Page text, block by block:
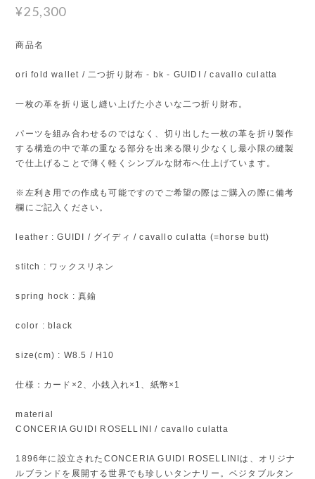
¥25,300
商品名
ori fold wallet / 二つ折り財布 - bk - GUIDI / cavallo culatta
一枚の革を折り返し縫い上げた小さいな二つ折り財布。
パーツを組み合わせるのではなく、切り出した一枚の革を折り製作
する構造の中で革の重なる部分を出来る限り少なくし最小限の縫製
で仕上げることで薄く軽くシンプルな財布へ仕上げています。
※左利き用での作成も可能ですのでご希望の際はご購入の際に備考
欄にご記入ください。
leather : GUIDI / グイディ / cavallo culatta (=horse butt)
stitch : ワックスリネン
spring hock : 真鍮
color : black
size(cm) : W8.5 / H10
仕様：カード×2、小銭入れ×1、紙幣×1
material
CONCERIA GUIDI ROSELLINI / cavallo culatta
1896年に設立されたCONCERIA GUIDI ROSELLINIは、オリジナ
ルブランドを展開する世界でも珍しいタンナリー。ベジタブルタン